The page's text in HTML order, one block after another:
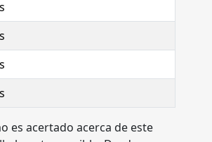
es acertado acerca de este